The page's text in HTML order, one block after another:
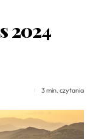
2024
3 min. czytania